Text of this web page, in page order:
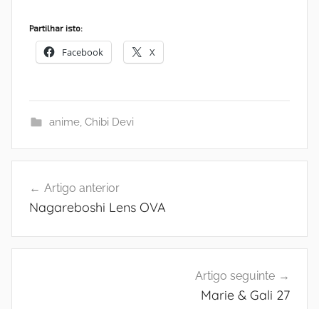
Partilhar isto:
Facebook X
anime, Chibi Devi
de
Artigo anterior
Nagareboshi Lens OVA
Artigo seguinte
Marie & Gali 27